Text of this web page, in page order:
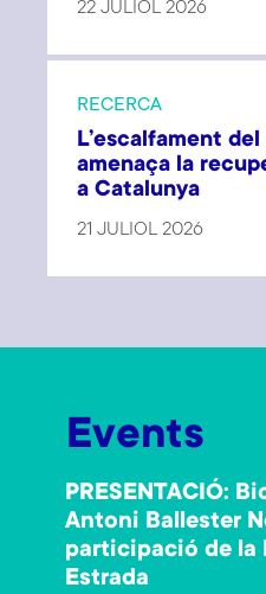
22 JULIOL 2026
RECERCA
L’escalfament
amenaça la
a Catalunya
21 JULIOL 2026
Events
PRESENTACIÓ:
Antoni Ballester
participació de la
Estrada